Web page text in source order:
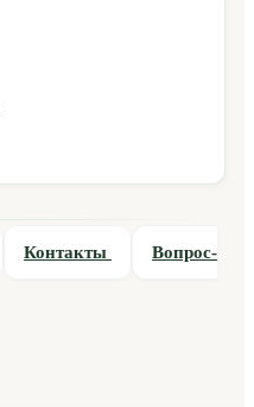
Контакты
Вопрос-